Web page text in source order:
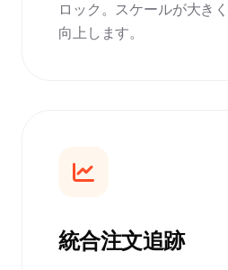
ロック。スケールが大き
向上します。
統合注文追跡